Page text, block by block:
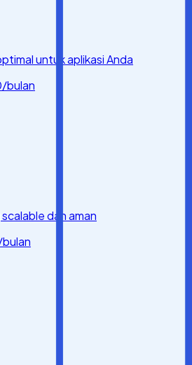
untuk aplikasi Anda
/bulan
dan aman